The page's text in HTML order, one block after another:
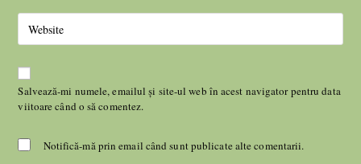
Salvează-mi numele, emailul și site-ul web în acest navigator pentru data
viitoare când o să comentez.
Notifică-mă prin email când sunt publicate alte comentarii.